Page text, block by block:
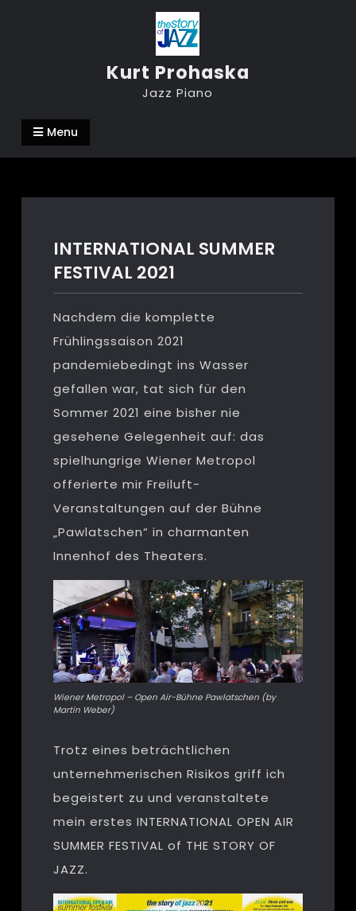
Kurt Prohaska
Jazz Piano
Menu
INTERNATIONAL SUMMER
FESTIVAL 2021
Nachdem die komplette
Frühlingssaison 2021
pandemiebedingt ins Wasser
gefallen war, tat sich für den
Sommer 2021 eine bisher nie
gesehene Gelegenheit auf: das
spielhungrige Wiener Metropol
offerierte mir Freiluft-
Veranstaltungen auf der Bühne
„Pawlatschen“ in charmanten
Innenhof des Theaters.
Wiener Metropol – Open Air-Bühne Pawlatschen (by
Martin Weber)
Trotz eines beträchtlichen
unternehmerischen Risikos griff ich
begeistert zu und veranstaltete
mein erstes INTERNATIONAL OPEN AIR
SUMMER FESTIVAL of THE STORY OF
JAZZ.